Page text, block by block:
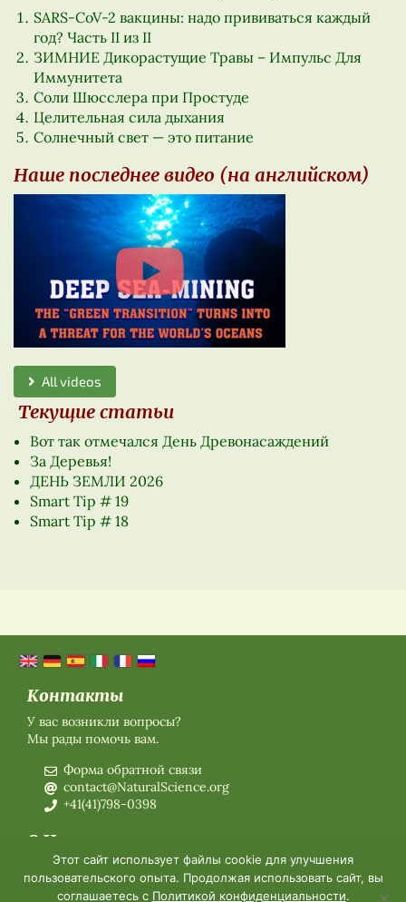
SARS-CoV-2 вакцины: надо прививаться каждый
год? Часть II из II
ЗИМНИЕ Дикорастущие Травы – Импульс Для
Иммунитета
Соли Шюсслера при Простуде
Целительная сила дыхания
Солнечный свет — это питание
Наше последнее видео (на английском)
All videos
Текущие статьи
Вот так отмечался День Древонасаждений
За Деревья!
ДЕНЬ ЗЕМЛИ 2026
Smart Tip # 19
Smart Tip # 18
Контакты
У вас возникли вопросы?
Мы рады помочь вам.
Форма обратной связи
contact@NaturalScience.org
+41(41)798-0398
О Нас
О нас
Членское Заявление на 2026 год
Этот сайт использует файлы cookie для улучшения
пользовательского опыта. Продолжая использовать сайт, вы
соглашаетесь с Политикой конфиденциальности.